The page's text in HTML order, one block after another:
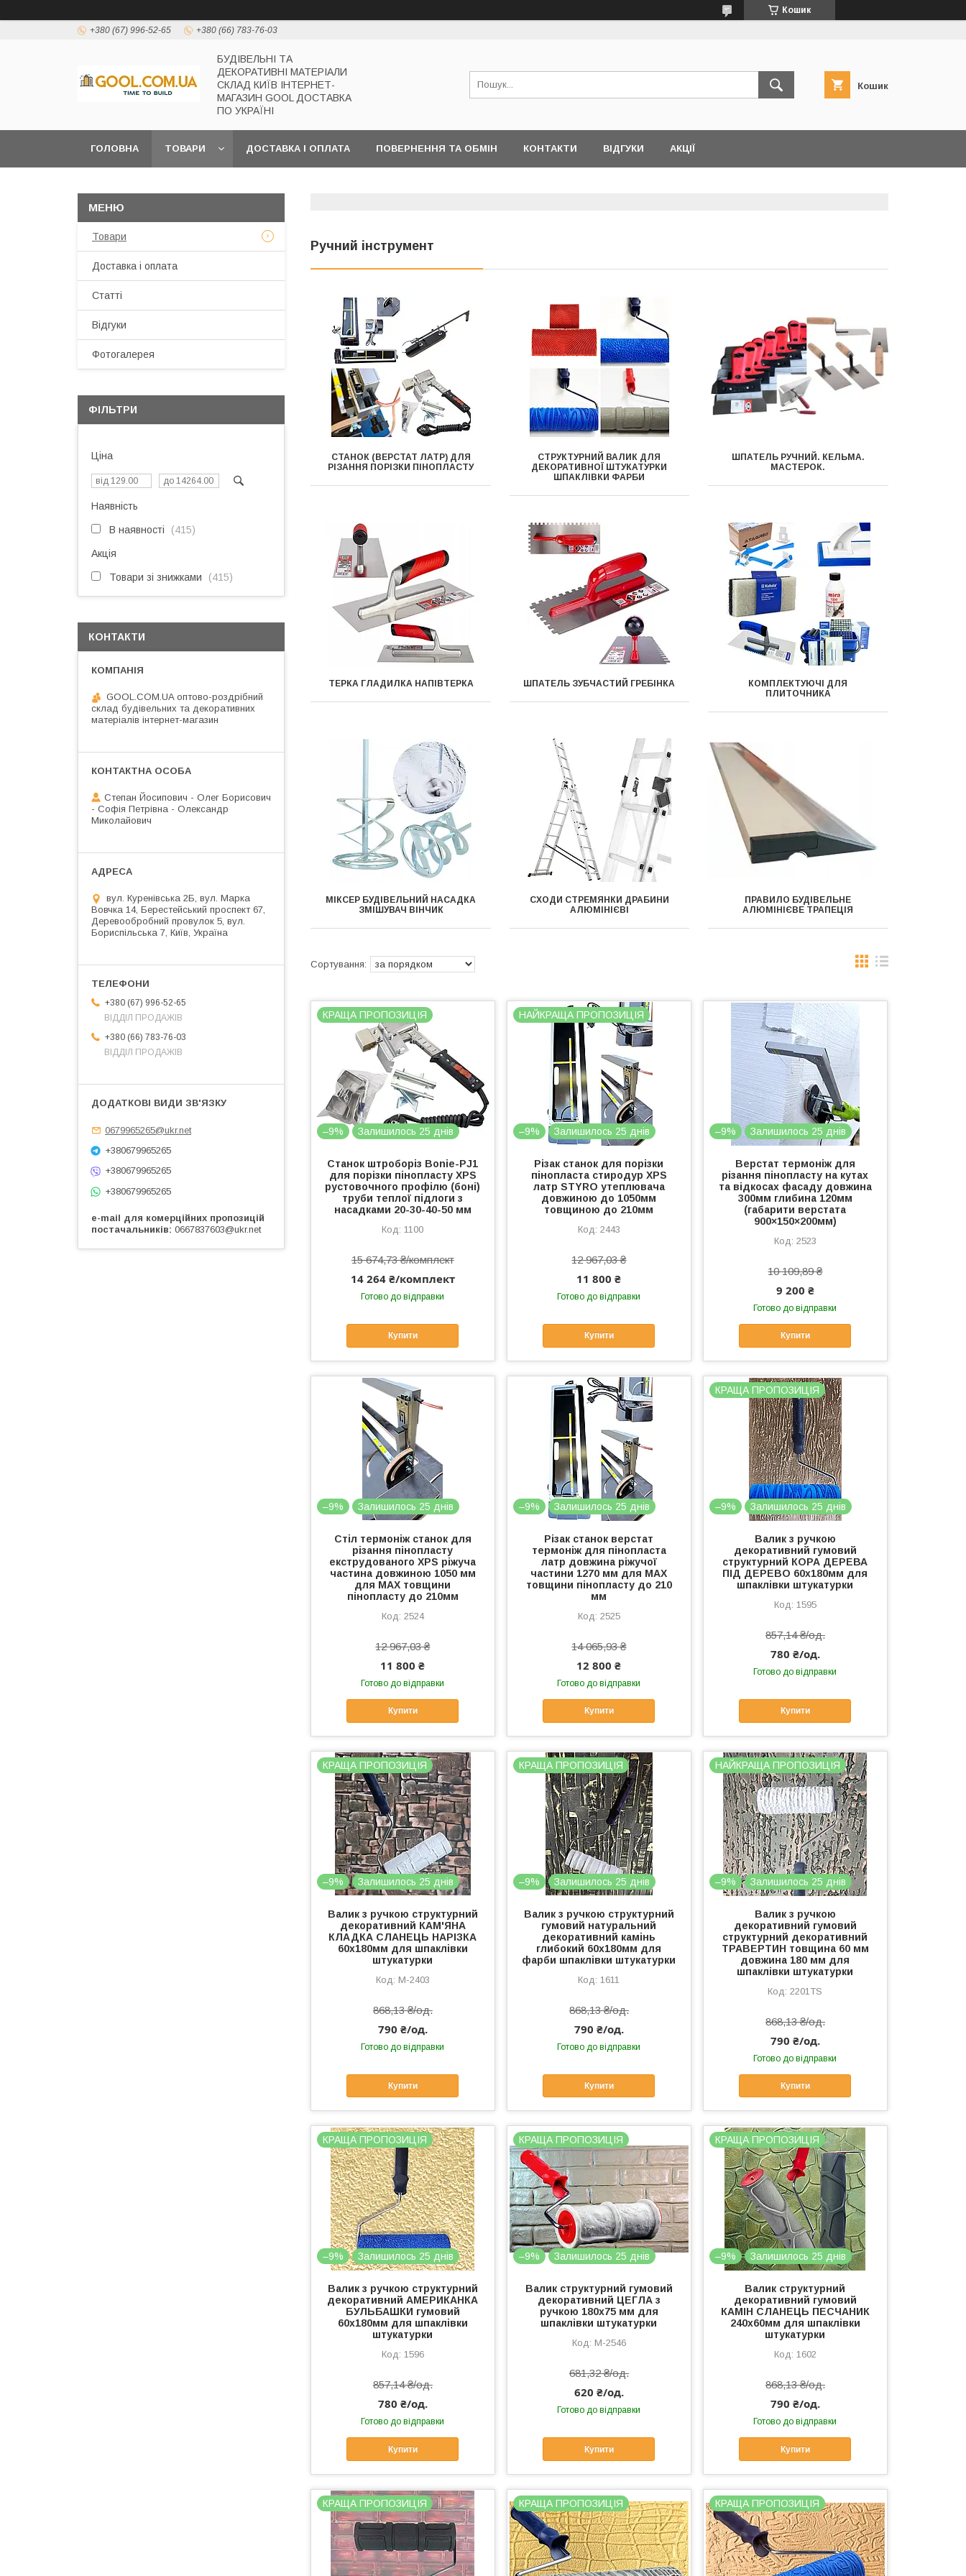
Кошик
+380 (67) 996-52-65 +380 (66) 783-76-03
БУДІВЕЛЬНІ ТА
ДЕКОРАТИВНІ МАТЕРІАЛИ
СКЛАД КИЇВ ІНТЕРНЕТ-
МАГАЗИН GOOL ДОСТАВКА
ПО УКРАЇНІ
Кошик
ГОЛОВНА ТОВАРИ ДОСТАВКА І ОПЛАТА ПОВЕРНЕННЯ ТА ОБМІН КОНТАКТИ ВІДГУКИ АКЦІЇ
Ручний інструмент
СТАНОК (ВЕРСТАТ ЛАТР) ДЛЯ
РІЗАННЯ ПОРІЗКИ ПІНОПЛАСТУ
СТРУКТУРНИЙ ВАЛИК ДЛЯ
ДЕКОРАТИВНОЇ ШТУКАТУРКИ
ШПАКЛІВКИ ФАРБИ
ШПАТЕЛЬ РУЧНИЙ. КЕЛЬМА.
МАСТЕРОК.
ТЕРКА ГЛАДИЛКА НАПІВТЕРКА ШПАТЕЛЬ ЗУБЧАСТИЙ ГРЕБІНКА
КОМПЛЕКТУЮЧІ ДЛЯ
ПЛИТОЧНИКА
МІКСЕР БУДІВЕЛЬНИЙ НАСАДКА
ЗМІШУВАЧ ВІНЧИК
СХОДИ СТРЕМЯНКИ ДРАБИНИ
АЛЮМІНІЄВІ
ПРАВИЛО БУДІВЕЛЬНЕ
АЛЮМІНІЄВЕ ТРАПЕЦІЯ
КРАЩА ПРОПОЗИЦІЯ
–9% Залишилось 25 днів
Станок штроборіз Bonie-PJ1
для порізки пінопласту XPS
рустовочного профілю (боні)
труби теплої підлоги з
насадками 20-30-40-50 мм
1100
15 674,73 ₴/комплект
14 264 ₴/комплект
Готово до відправки
Купити
НАЙКРАЩА ПРОПОЗИЦІЯ
–9% Залишилось 25 днів
Різак станок для порізки
пінопласта стиродур XPS
латр STYRO утеплювача
довжиною до 1050мм
товщиною до 210мм
2443
12 967,03 ₴
11 800 ₴
Готово до відправки
Купити
–9% Залишилось 25 днів
Верстат термоніж для
різання пінопласту на кутах
та відкосах фасаду довжина
300мм глибина 120мм
(габарити верстата
900×150×200мм)
2523
10 109,89 ₴
9 200 ₴
Готово до відправки
Купити
–9% Залишилось 25 днів
Стіл термоніж станок для
різання пінопласту
екструдованого XPS ріжуча
частина довжиною 1050 мм
для МАХ товщини
пінопласту до 210мм
2524
12 967,03 ₴
11 800 ₴
Готово до відправки
Купити
–9% Залишилось 25 днів
Різак станок верстат
термоніж для пінопласта
латр довжина ріжучої
частини 1270 мм для МАХ
товщини пінопласту до 210
мм
2525
14 065,93 ₴
12 800 ₴
Готово до відправки
Купити
КРАЩА ПРОПОЗИЦІЯ
–9% Залишилось 25 днів
Валик з ручкою
декоративний гумовий
структурний КОРА ДЕРЕВА
ПІД ДЕРЕВО 60х180мм для
шпаклівки штукатурки
1595
857,14 ₴/од.
780 ₴/од.
Готово до відправки
Купити
КРАЩА ПРОПОЗИЦІЯ
–9% Залишилось 25 днів
Валик з ручкою структурний
декоративний КАМ'ЯНА
КЛАДКА СЛАНЕЦЬ НАРІЗКА
60х180мм для шпаклівки
штукатурки
M-2403
868,13 ₴/од.
790 ₴/од.
Готово до відправки
Купити
КРАЩА ПРОПОЗИЦІЯ
–9% Залишилось 25 днів
Валик з ручкою структурний
гумовий натуральний
декоративний камінь
глибокий 60х180мм для
фарби шпаклівки штукатурки
1611
868,13 ₴/од.
790 ₴/од.
Готово до відправки
Купити
НАЙКРАЩА ПРОПОЗИЦІЯ
–9% Залишилось 25 днів
Валик з ручкою
декоративний гумовий
структурний декоративний
ТРАВЕРТИН товщина 60 мм
довжина 180 мм для
шпаклівки штукатурки
2201TS
868,13 ₴/од.
790 ₴/од.
Готово до відправки
Купити
КРАЩА ПРОПОЗИЦІЯ
–9% Залишилось 25 днів
Валик з ручкою структурний
декоративний АМЕРИКАНКА
БУЛЬБАШКИ гумовий
60х180мм для шпаклівки
штукатурки
1596
857,14 ₴/од.
780 ₴/од.
Готово до відправки
Купити
КРАЩА ПРОПОЗИЦІЯ
–9% Залишилось 25 днів
Валик структурний гумовий
декоративний ЦЕГЛА з
ручкою 180х75 мм для
шпаклівки штукатурки
М-2546
681,32 ₴/од.
620 ₴/од.
Готово до відправки
Купити
КРАЩА ПРОПОЗИЦІЯ
–9% Залишилось 25 днів
Валик структурний
декоративний гумовий
КАМІН СЛАНЕЦЬ ПЕСЧАНИК
240х60мм для шпаклівки
штукатурки
1602
868,13 ₴/од.
790 ₴/од.
Готово до відправки
Купити
КРАЩА ПРОПОЗИЦІЯ КРАЩА ПРОПОЗИЦІЯ КРАЩА ПРОПОЗИЦІЯ
Товари
Доставка і оплата
Статті
Відгуки
Фотогалерея
ФІЛЬТРИ
Ціна
Наявність
В наявності 415
Акція
Товари зі знижками 415
КОНТАКТИ
GOOL.COM.UA оптово-роздрібний
склад будівельних та декоративних
матеріалів інтернет-магазин
Степан Йосипович - Олег Борисович
- Софія Петрівна - Олександр
Миколайович
вул. Куренівська 2Б, вул. Марка
Вовчка 14, Берестейський проспект 67,
Деревообробний провулок 5, вул.
Бориспільська 7, Київ, Україна
+380 (67) 996-52-65
ВІДДІЛ ПРОДАЖІВ
+380 (66) 783-76-03
ВІДДІЛ ПРОДАЖІВ
0679965265@ukr.net
+380679965265
+380679965265
+380679965265
e-mail для комерційних пропозицій
постачальників 0667837603@ukr.net